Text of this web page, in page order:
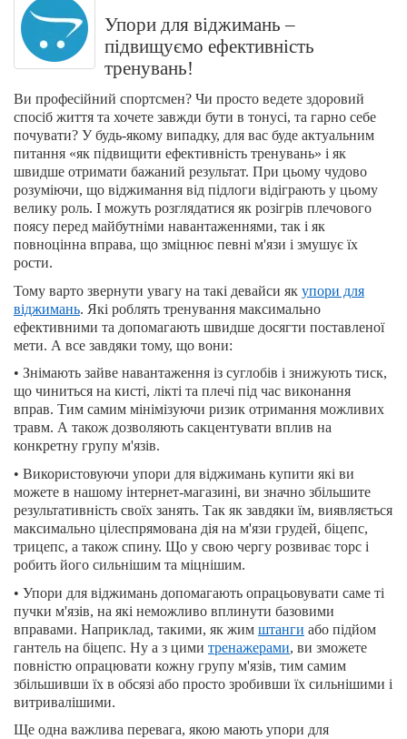
Упори для віджимань –
підвищуємо ефективність
тренувань!
Ви професійний спортсмен? Чи просто ведете здоровий
спосіб життя та хочете завжди бути в тонусі, та гарно себе
почувати? У будь-якому випадку, для вас буде актуальним
питання «як підвищити ефективність тренувань» і як
швидше отримати бажаний результат. При цьому чудово
розуміючи, що віджимання від підлоги відіграють у цьому
велику роль. І можуть розглядатися як розігрів плечового
поясу перед майбутніми навантаженнями, так і як
повноцінна вправа, що зміцнює певні м'язи і змушує їх
рости.
Тому варто звернути увагу на такі девайси як упори для
віджимань. Які роблять тренування максимально
ефективними та допомагають швидше досягти поставленої
мети. А все завдяки тому, що вони:
• Знімають зайве навантаження із суглобів і знижують тиск,
що чиниться на кисті, лікті та плечі під час виконання
вправ. Тим самим мінімізуючи ризик отримання можливих
травм. А також дозволяють сакцентувати вплив на
конкретну групу м'язів.
• Використовуючи упори для віджимань купити які ви
можете в нашому інтернет-магазині, ви значно збільшите
результативність своїх занять. Так як завдяки їм, виявляється
максимально цілеспрямована дія на м'язи грудей, біцепс,
трицепс, а також спину. Що у свою чергу розвиває торс і
робить його сильнішим та міцнішим.
• Упори для віджимань допомагають опрацьовувати саме ті
пучки м'язів, на які неможливо вплинути базовими
вправами. Наприклад, такими, як жим штанги або підйом
гантель на біцепс. Ну а з цими тренажерами, ви зможете
повністю опрацювати кожну групу м'язів, тим самим
збільшивши їх в обсязі або просто зробивши їх сильнішими і
витривалішими.
Ще одна важлива перевага, якою мають упори для